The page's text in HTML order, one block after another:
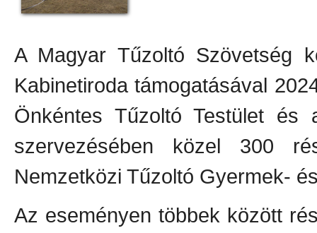
A Magyar Tűzoltó Szövetség
Kabinetiroda támogatásával
Önkéntes Tűzoltó Testület és
szervezésében közel 300
Nemzetközi Tűzoltó Gyermek-
Az eseményen többek között